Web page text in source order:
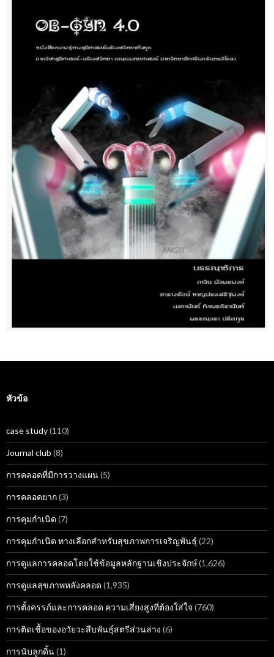
หัวข้อ
case study(110)
Journal club (8)
การคลอดที่มีการวางแผน(5)
การคลอดยาก(3)
การคุมกำเนิด (7)
การคุมกำเนิด ทางเลือกสำหรับสุขภาพการเจริญพันธุ์ (22)
การดูแลการคลอดโดยใช้ข้อมูลหลักฐานเชิงประจักษ์(1,626)
การดูแลสุขภาพหลังคลอด (1,935)
การตั้งครรภ์และการคลอด ความเสี่ยงสูงที่ต้องใส่ใจ (760)
การติดเชื้อของอวัยวะสืบพันธุ์สตรีส่วนล่าง (6)
การนับลูกดิ้น(1)